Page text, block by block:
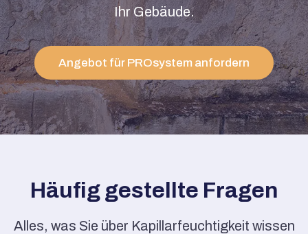
Ihr Gebäude.
Angebot für PROsystem anfordern
Häufig gestellte Fragen
Alles, was Sie über Kapillarfeuchtigkeit wissen